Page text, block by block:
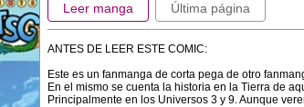
Leer manga Última página
ANTES DE LEER ESTE COMIC:
Este es un fanmanga de corta pega de otro
En el mismo se cuenta la historia en la Tierra de
Principalmente en los Universos 3 y 9. Aunque